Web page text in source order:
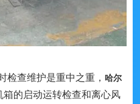
查维护是重中之重， 哈尔
的启动运转检查和离心风